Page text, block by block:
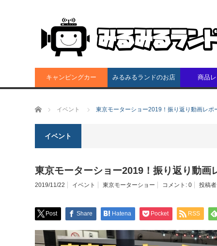
キャンピングカー みるみるランドのお店 商品
ホーム イベント 東京モーターショー2019！振り返り動画レポ
イベント
東京モーターショー2019！振り返り動画
2019/11/22 イベント 東京モーターショー コメント: 0 投稿
Post Share Hatena Pocket RSS